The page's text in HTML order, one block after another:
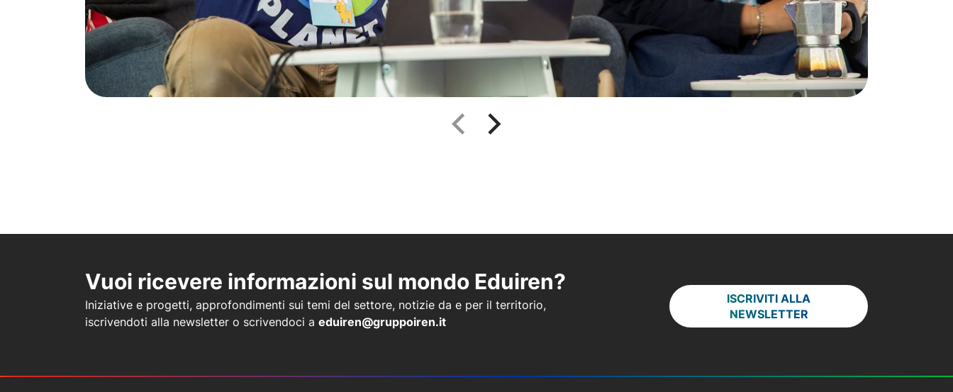
Vuoi ricevere informazioni sul mondo Eduiren?
Iniziative e progetti, approfondimenti sui temi del settore, notizie da e per il territorio,
iscrivendoti alla newsletter o scrivendoci a eduiren@gruppoiren.it
ISCRIVITI ALLA
NEWSLETTER